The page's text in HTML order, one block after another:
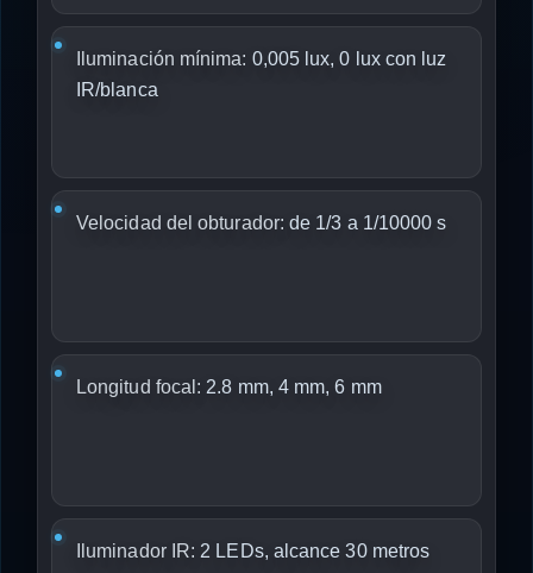
Iluminación mínima: 0,005 lux, 0 lux con luz
IR/blanca
Velocidad del obturador: de 1/3 a 1/10000 s
Longitud focal: 2.8 mm, 4 mm, 6 mm
Iluminador IR: 2 LEDs, alcance 30 metros